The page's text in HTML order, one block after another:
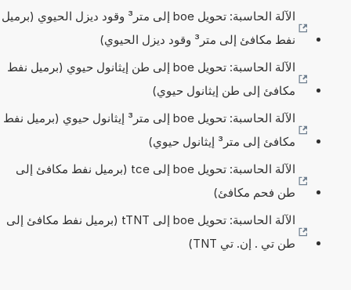
الآلة الحاسبة: تحويل boe إلى متر³ وقود ديزل الحيوي (برميل
نفط مكافئ إلى متر³ وقود ديزل الحيوي)
الآلة الحاسبة: تحويل boe إلى طن إيثانول حيوي (برميل نفط
مكافئ إلى طن إيثانول حيوي)
الآلة الحاسبة: تحويل boe إلى متر³ إيثانول حيوي (برميل نفط
مكافئ إلى متر³ إيثانول حيوي)
الآلة الحاسبة: تحويل boe إلى tce (برميل نفط مكافئ إلى
طن فحم مكافئ)
الآلة الحاسبة: تحويل boe إلى tTNT (برميل نفط مكافئ إلى
طن تي . إن. تي TNT)